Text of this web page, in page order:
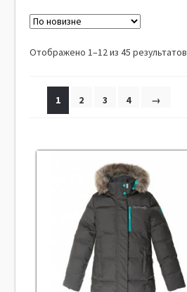
Отображено 1–12 из 45 результатов
1 2 3 4 →